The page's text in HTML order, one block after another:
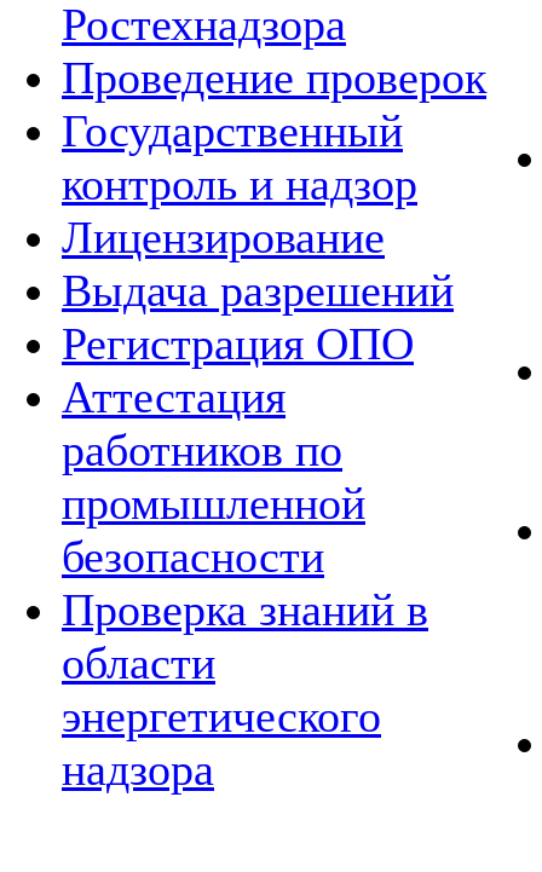
Ростехнадзора
Проведение проверок
Государственный
контроль и надзор
Лицензирование
Выдача разрешений
Регистрация ОПО
Аттестация
работников по
промышленной
безопасности
Проверка знаний в
области
энергетического
надзора